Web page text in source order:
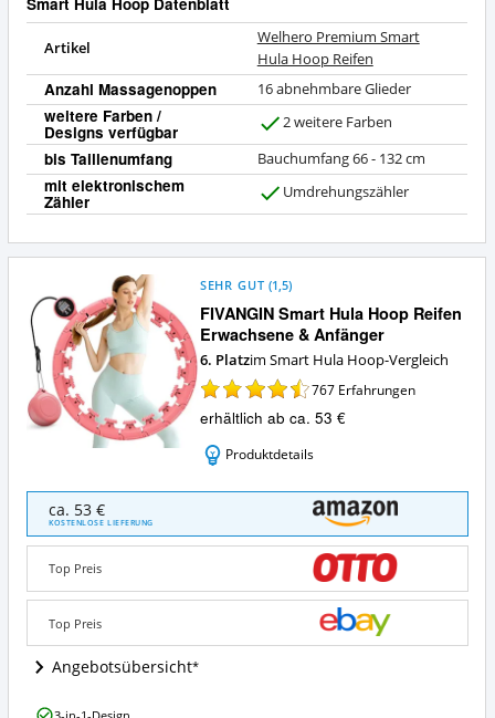
Artikel
Welhero Premium Smart
Hula Hoop Reifen
Anzahl Massagenoppen 16 abnehmbare Glieder
weitere Farben /
Designs verfügbar
a
2 weitere Farben
bis Taillenumfang Bauchumfang 66 - 132 cm
mit elektronischem
Zähler Umdrehungszähler
FIVANGIN Smart Hula Hoop Reifen
Erwachsene & Anfänger
SEHR GUT (1,5)
6. Platzim Smart Hula Hoop-Vergleich
767 Erfahrungen
erhältlich ab ca. 53 €
Produktdetails
FIVANGIN
Smart
Hula
Hoop
Reifen
Erwachsene
Anfänger
Angebote:
Wo
ca. 53 €
KOSTENLOSE LIEFERUNG
Top Preis
Top Preis
Angebotsübersicht
FIVANGIN